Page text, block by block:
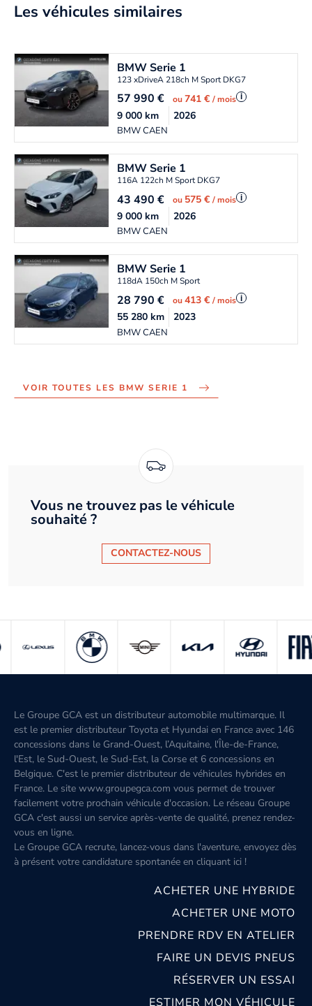
Les véhicules similaires
BMWSerie 1
123 xDriveA 218ch M Sport DKG7
57 990€ ou741 €/ mois i
BMW CAEN
9 000km 2026
BMWSerie 1
116A 122ch M Sport DKG7
43 490€ ou 575 €/ mois i
BMW CAEN
9 000km 2026
BMWSerie 1
118dA 150ch M Sport
28 790€ ou413 €/ mois i
BMW CAEN
55 280km 2023
VOIR TOUTES LES BMW SERIE 1
Vous ne trouvez pas le véhicule
souhaité ?
CONTACTEZ-NOUS
Le Groupe GCA est un distributeur automobile multimarque. Il
est le premier distributeur Toyota et Hyundai en France avec 146
concessions dans le Grand-Ouest, l’Aquitaine, l'Île-de-France,
l'Est, le Sud-Ouest, le Sud-Est, la Corse et 6 concessions en
Belgique. C'est le premier distributeur de véhicules hybrides en
France. Le site www.groupegca.com vous permet de trouver
facilement votre prochain véhicule d'occasion. Le réseau Groupe
GCA c'est aussi un service après-vente de qualité, prenez rendez-
vous en ligne.
Le Groupe GCA recrute, lancez-vous dans l'aventure, envoyez dès
à présent votre candidature spontanée en cliquant ici !
ACHETER UNE HYBRIDE
ACHETER UNE MOTO
PRENDRE RDV EN ATELIER
FAIRE UN DEVIS PNEUS
RÉSERVER UN ESSAI
ESTIMER MON VÉHICULE